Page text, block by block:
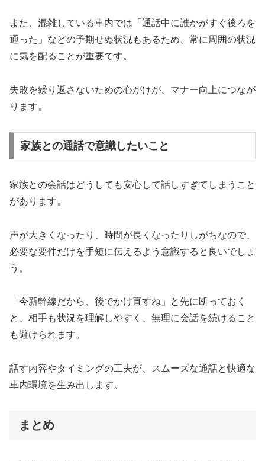
また、混雑している車内では「通話中に誰かがすぐ後ろを
通った」などの予期せぬ状況もあるため、常に周囲の状況
に気を配ることが重要です。
失敗を繰り返さないための心がけが、マナー向上につなが
ります。
家族との通話で意識したいこと
家族との会話はどうしても安心して話しすぎてしまうこと
があります。
声が大きくなったり、時間が長くなったりしがちなので、
必要な要件だけを手短に伝えるよう意識すると良いでしょ
う。
「今新幹線だから、後でかけ直すね」と先に断っておく
と、相手も状況を理解しやすく、無理に会話を続けること
も避けられます。
話す内容やタイミングの工夫が、スムーズな通話と快適な
車内環境を生み出します。
まとめ